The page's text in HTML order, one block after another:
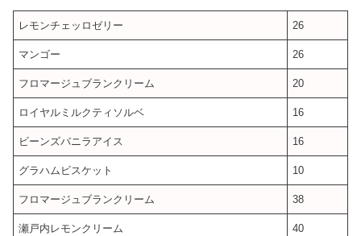
レモンチェッロゼリー 26
マンゴー 26
フロマージュブランクリーム 20
ロイヤルミルクティソルベ 16
ビーンズバニラアイス 16
グラハムビスケット 10
フロマージュブランクリーム 38
瀬戸内レモンクリーム 40